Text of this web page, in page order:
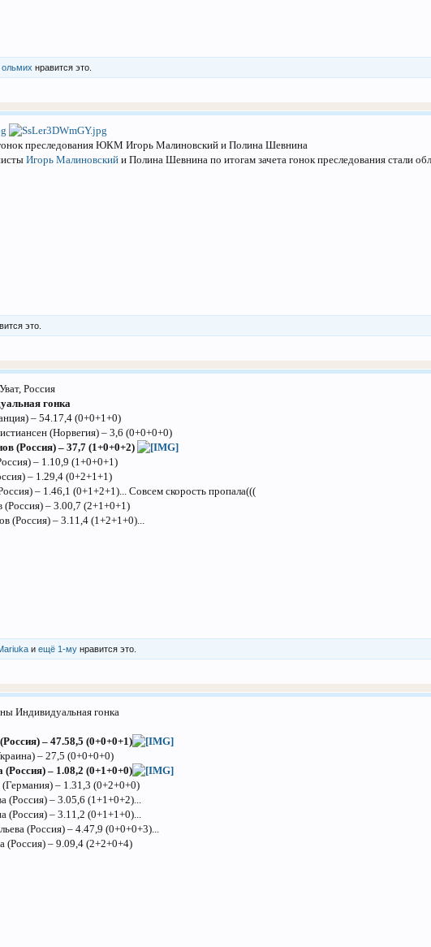
ольмих нравится это.
преследования ЮКМ Игорь Малиновский и Полина Шевнина
Игорь Малиновский и Полина Шевнина по итогам зачета гонок преследования стали
это.
Россия
гонка
– 54.17,4 (0+0+1+0)
(Норвегия) – 3,6 (0+0+0+0)
(Россия) – 37,7 (1+0+0+2)
– 1.10,9 (1+0+0+1)
– 1.29,4 (0+2+1+1)
– 1.46,1 (0+1+2+1)... Совсем скорость пропала(((
– 3.00,7 (2+1+0+1)
(Россия) – 3.11,4 (1+2+1+0)...
иещё 1-му нравится это.
Индивидуальная гонка
– 47.58,5 (0+0+0+1)
– 27,5 (0+0+0+0)
– 1.08,2 (0+1+0+0)
– 1.31,3 (0+2+0+0)
(Россия) – 3.05,6 (1+1+0+2)...
(Россия) – 3.11,2 (0+1+1+0)...
(Россия) – 4.47,9 (0+0+0+3)...
(Россия) – 9.09,4 (2+2+0+4)